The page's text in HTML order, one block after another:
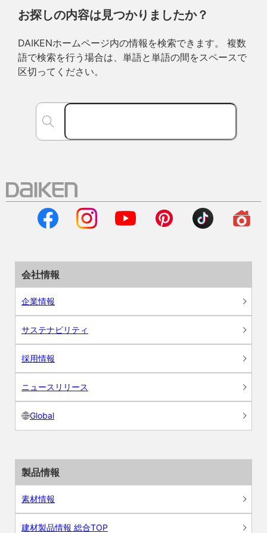
お探しの内容は見つかりましたか？
DAIKENホームページ内の情報を検索できます。 複数
語で検索を行う場合は、単語と単語の間をスペースで
区切ってください。
会社情報
企業情報
サステナビリティ
採用情報
ニュースリリース
Global
製品情報
素材情報
建材製品情報 総合TOP